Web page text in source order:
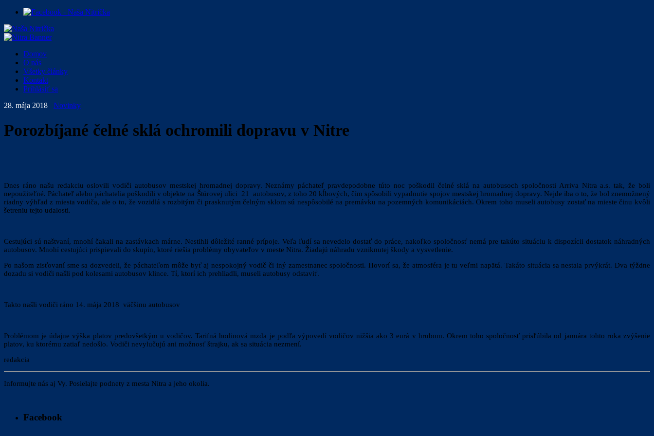
Domov
O nás
Všetky články
Kontakt
Prihlásiť sa
28. mája 2018
Novinky
Porozbíjané čelné sklá ochromili dopravu v Nitre
Dnes ráno našu redakciu oslovili vodiči autobusov mestskej hromadnej dopravy. Neznámy páchateľ pravdepodobne túto noc poškodil čelné sklá na autobusoch spoločnosti Arriva Nitra a.s. tak, že boli
nepoužiteľné. Páchateľ alebo páchatelia poškodili v objekte na Štúrovej ulici 21 autobusov, z toho 20 kĺbových, čím spôsobili vypadnutie spojov mestskej hromadnej dopravy. Nejde iba o to, že bol znemožnený
riadny výhľad z miesta vodiča, ale o to, že vozidlá s rozbitým či prasknutým čelným sklom sú nespôsobilé na premávku na pozemných komunikáciách. Okrem toho museli autobusy zostať na mieste činu kvôli
šetreniu tejto udalosti.
Cestujúci sú naštvaní, mnohí čakali na zastávkach márne. Nestihli dôležité ranné prípoje. Veľa ľudí sa nevedelo dostať do práce, nakoľko spoločnosť nemá pre takúto situáciu k dispozícii dostatok náhradných
autobusov. Mnohí cestujúci prispievali do skupín, ktoré riešia problémy obyvateľov v meste Nitra. Žiadajú náhradu vzniknutej škody a vysvetlenie.
Po našom zisťovaní sme sa dozvedeli, že páchateľom môže byť aj nespokojný vodič či iný zamestnanec spoločnosti. Hovorí sa, že atmosféra je tu veľmi napätá. Takáto situácia sa nestala prvýkrát. Dva týždne
dozadu si vodiči našli pod kolesami autobusov klince. Tí, ktorí ich prehliadli, museli autobusy odstaviť.
Takto našli vodiči ráno 14. mája 2018 väčšinu autobusov
Problémom je údajne výška platov predovšetkým u vodičov. Tarifná hodinová mzda je podľa výpovedí vodičov nižšia ako 3 eurá v hrubom. Okrem toho spoločnosť prisľúbila od januára tohto roka zvýšenie
platov, ku ktorému zatiaľ nedošlo. Vodiči nevylučujú ani možnosť štrajku, ak sa situácia nezmení.
redakcia
Informujte nás aj Vy. Posielajte podnety z mesta Nitra a jeho okolia.
Facebook